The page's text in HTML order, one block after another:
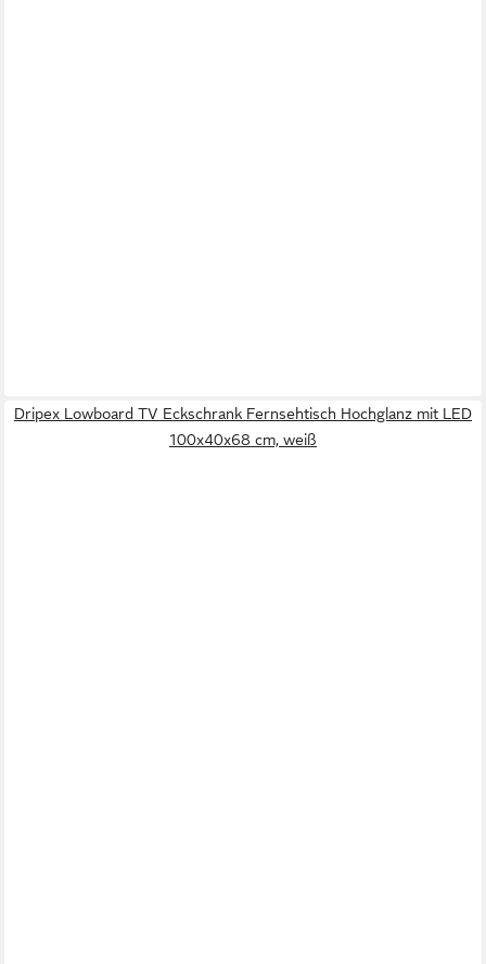
Dripex Lowboard TV Eckschrank Fernsehtisch Hochglanz mit LED
100x40x68 cm, weiß